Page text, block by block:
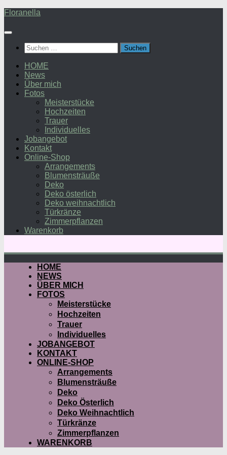
Zum
springen
Floranella
Suchen
nach:
HOME
News
Über mich
Fotos
Meisterstücke
Hochzeiten
Trauer
Individuelles
Jobangebot
Kontakt
Online-Shop
Arrangements
Blumensträuße
Deko
Deko österlich
Deko weihnachtlich
Türkränze
Zimmerpflanzen
Warenkorb
HOME
NEWS
ÜBER MICH
FOTOS
Meisterstücke
Hochzeiten
Trauer
Individuelles
JOBANGEBOT
KONTAKT
ONLINE-SHOP
Arrangements
Blumensträuße
Deko
Deko Österlich
Deko Weihnachtlich
Türkränze
Zimmerpflanzen
WARENKORB